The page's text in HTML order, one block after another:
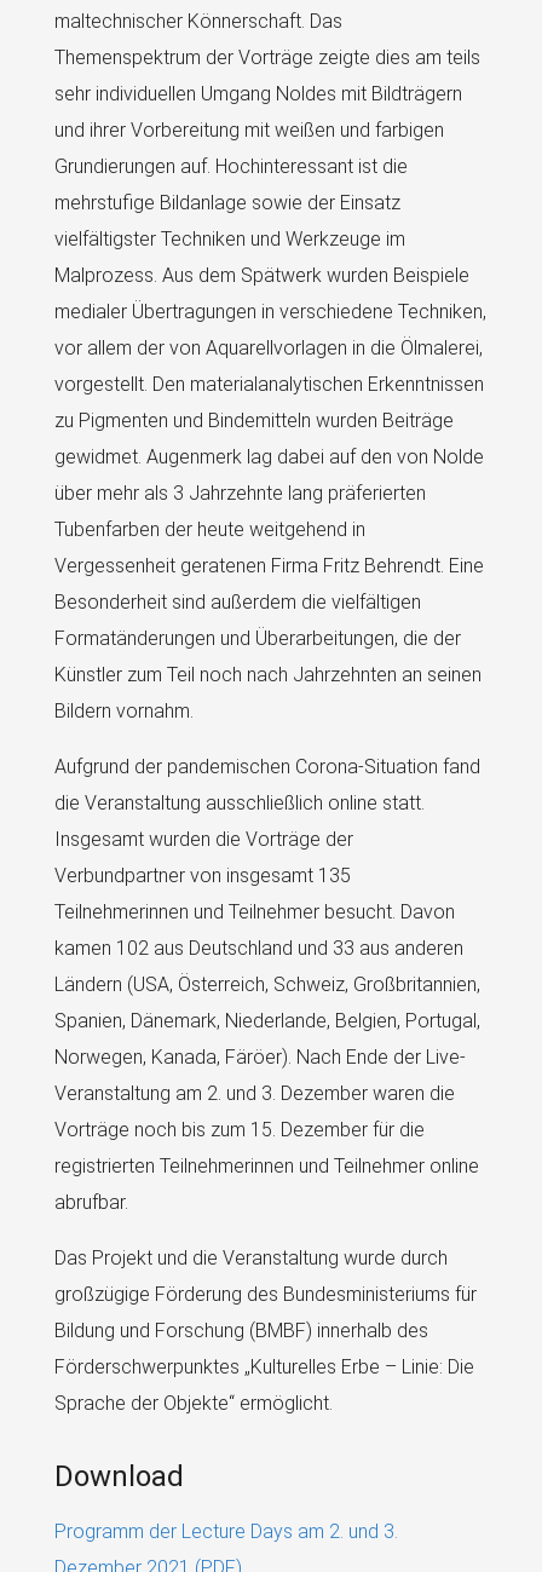
maltechnischer Könnerschaft. Das
Themenspektrum der Vorträge zeigte dies am teils
sehr individuellen Umgang Noldes mit Bildträgern
und ihrer Vorbereitung mit weißen und farbigen
Grundierungen auf. Hochinteressant ist die
mehrstufige Bildanlage sowie der Einsatz
vielfältigster Techniken und Werkzeuge im
Malprozess. Aus dem Spätwerk wurden Beispiele
medialer Übertragungen in verschiedene Techniken,
vor allem der von Aquarellvorlagen in die Ölmalerei,
vorgestellt. Den materialanalytischen Erkenntnissen
zu Pigmenten und Bindemitteln wurden Beiträge
gewidmet. Augenmerk lag dabei auf den von Nolde
über mehr als 3 Jahrzehnte lang präferierten
Tubenfarben der heute weitgehend in
Vergessenheit geratenen Firma Fritz Behrendt. Eine
Besonderheit sind außerdem die vielfältigen
Formatänderungen und Überarbeitungen, die der
Künstler zum Teil noch nach Jahrzehnten an seinen
Bildern vornahm.
Aufgrund der pandemischen Corona-Situation fand
die Veranstaltung ausschließlich online statt.
Insgesamt wurden die Vorträge der
Verbundpartner von insgesamt 135
Teilnehmerinnen und Teilnehmer besucht. Davon
kamen 102 aus Deutschland und 33 aus anderen
Ländern (USA, Österreich, Schweiz, Großbritannien,
Spanien, Dänemark, Niederlande, Belgien, Portugal,
Norwegen, Kanada, Färöer). Nach Ende der Live-
Veranstaltung am 2. und 3. Dezember waren die
Vorträge noch bis zum 15. Dezember für die
registrierten Teilnehmerinnen und Teilnehmer online
abrufbar.
Das Projekt und die Veranstaltung wurde durch
großzügige Förderung des Bundesministeriums für
Bildung und Forschung (BMBF) innerhalb des
Förderschwerpunktes „Kulturelles Erbe – Linie: Die
Sprache der Objekte“ ermöglicht.
Download
Programm der Lecture Days am 2. und 3.